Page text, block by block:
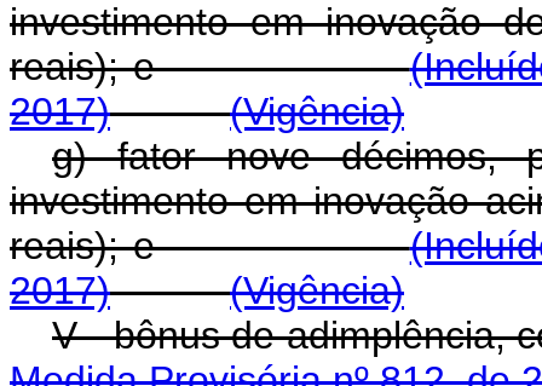
investimento em inovação
reais); e
2017)
(Vigência)
g) fator nove décimos,
investimento em inovação
reais); e
2017)
(Vigência)
V - bônus de